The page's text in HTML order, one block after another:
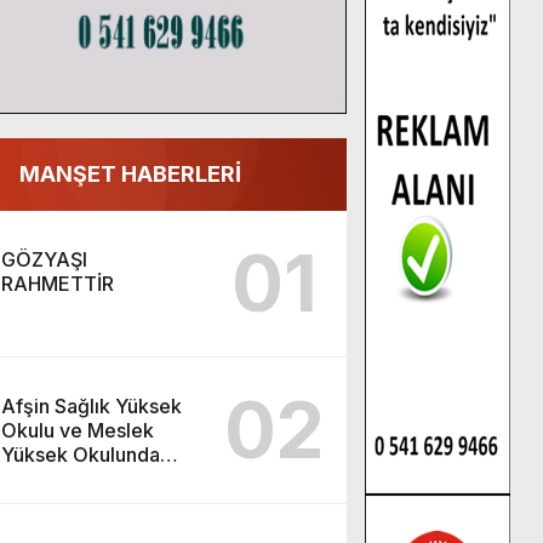
MANŞET HABERLERİ
GÖZYAŞI
RAHMETTİR
01
Afşin Sağlık Yüksek
Okulu ve Meslek
Yüksek Okulunda
02